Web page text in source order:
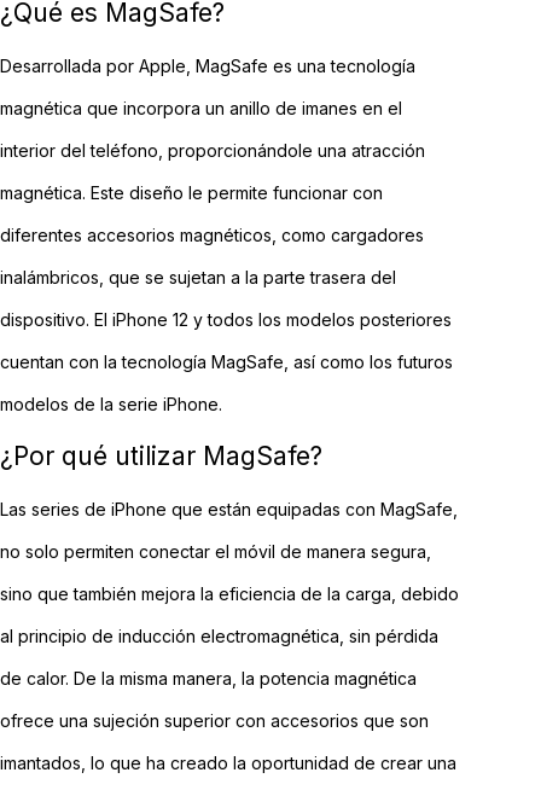
¿Qué es MagSafe?
Desarrollada por Apple, MagSafe es una tecnología
magnética que incorpora un anillo de imanes en el
interior del teléfono, proporcionándole una atracción
magnética. Este diseño le permite funcionar con
diferentes accesorios magnéticos, como cargadores
inalámbricos, que se sujetan a la parte trasera del
dispositivo. El iPhone 12 y todos los modelos posteriores
cuentan con la tecnología MagSafe, así como los futuros
modelos de la serie iPhone.
¿Por qué utilizar MagSafe?
Las series de iPhone que están equipadas con MagSafe,
no solo permiten conectar el móvil de manera segura,
sino que también mejora la eficiencia de la carga, debido
al principio de inducción electromagnética, sin pérdida
de calor. De la misma manera, la potencia magnética
ofrece una sujeción superior con accesorios que son
imantados, lo que ha creado la oportunidad de crear una